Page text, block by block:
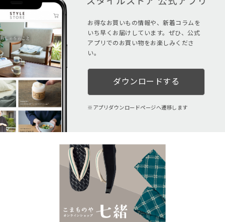
お得なお買いもの情報や、新着コラムを
いち早くお届けしています。ぜひ、公式
アプリでのお買い物をお楽しみくださ
い。
ダウンロードする
アプリダウンロードページへ遷移します